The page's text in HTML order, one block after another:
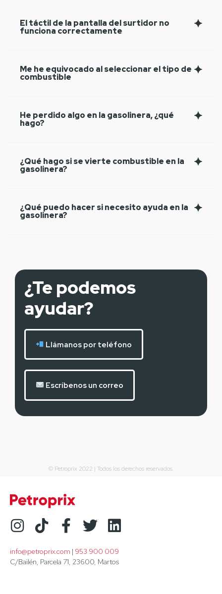
El táctil de la pantalla del surtidor no
funciona correctamente
Me he equivocado al seleccionar el tipo de
combustible
He perdido algo en la gasolinera, ¿qué
hago?
¿Qué hago si se vierte combustible en la
gasolinera?
¿Qué puedo hacer si necesito ayuda en la
gasolinera?
¿Te podemos
ayudar?
Llámanos por teléfono
Escríbenos un correo
© Petroprix 2022 | Todos los derechos reservados.
info@petroprix.com | 953 900 009
C/Bailén, Parcela 71, 23600, Martos